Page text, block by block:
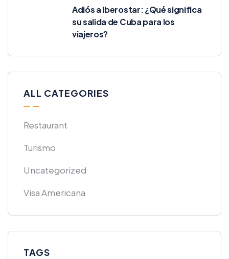
Adiós a Iberostar: ¿Qué significa
su salida de Cuba para los
viajeros?
ALL CATEGORIES
Restaurant
Turismo
Uncategorized
Visa Americana
TAGS